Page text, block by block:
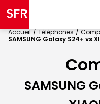
Accueil Téléphones
SAMSUNG Galaxy S24+ vs
SAMSUNG